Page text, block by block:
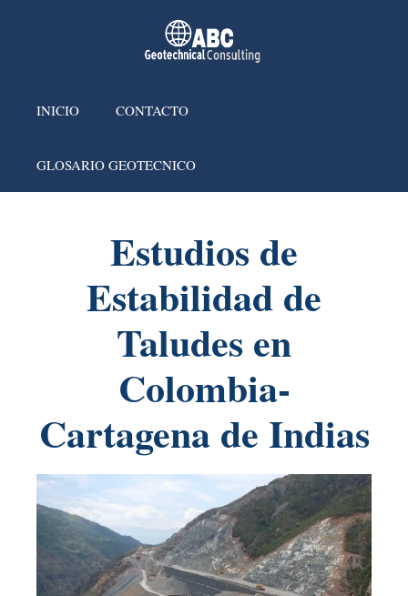
INICIO CONTACTO
GLOSARIO GEOTECNICO
Estudios de
Estabilidad de
Taludes en
Colombia-
Cartagena de Indias